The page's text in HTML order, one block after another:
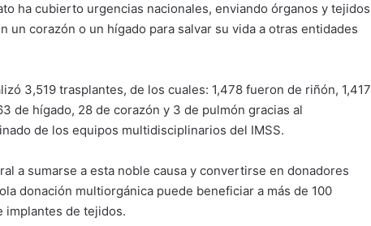
ha cubierto urgencias nacionales, enviando órganos y tejidos
un corazón o un hígado para salvar su vida a otras entidades
3,519 trasplantes, de los cuales: 1,478 fueron de riñón, 1,417
de hígado, 28 de corazón y 3 de pulmón gracias al
de los equipos multidisciplinarios del IMSS.
a sumarse a esta noble causa y convertirse en donadores
donación multiorgánica puede beneficiar a más de 100
implantes de tejidos.